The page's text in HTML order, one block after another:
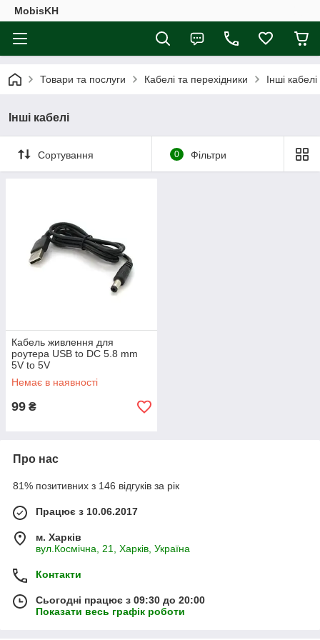
MobisKH
Товари та послуги Кабелі та перехідники Інші кабелі
Інші кабелі
Сортування 0 Фільтри
Кабель живлення для
роутера USB to DC 5.8 mm
5V to 5V
Немає в наявності
99 ₴
Про нас
81% позитивних з 146 відгуків за рік
Працює з 10.06.2017
м. Харків
вул.Космічна, 21, Харків, Україна
Контакти
Сьогодні працює з 09:30 до 20:00
Показати весь графік роботи